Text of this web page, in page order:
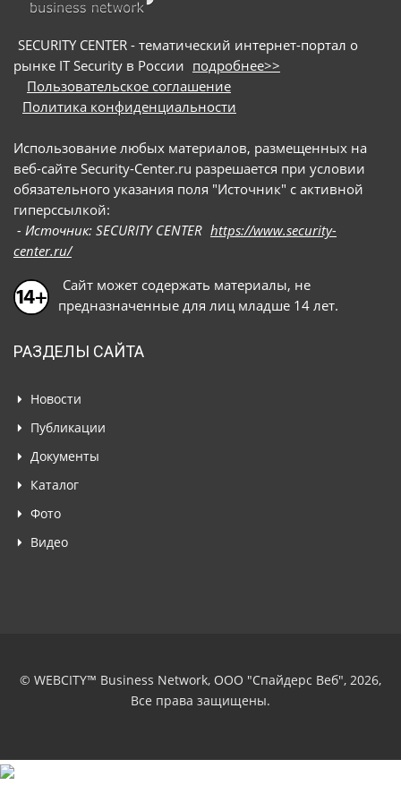
под видом приложения для видеоконференций
SECURITY CENTER - тематический интернет-портал о
рынке IT Security в России подробнее>>
Пользовательское соглашение
Политика конфиденциальности
Использование любых материалов, размещенных на
веб-сайте Security-Center.ru разрешается при условии
обязательного указания поля "Источник" с активной
гиперссылкой:
- Источник: SECURITY CENTER https://www.security-
center.ru/
Сайт может содержать материалы, не
предназначенные для лиц младше 14 лет.
РАЗДЕЛЫ САЙТА
Новости
Публикации
Документы
Каталог
Фото
Видео
© WEBCITY™ Business Network, ООО "Спайдерс Веб", 2026,
Все права защищены.